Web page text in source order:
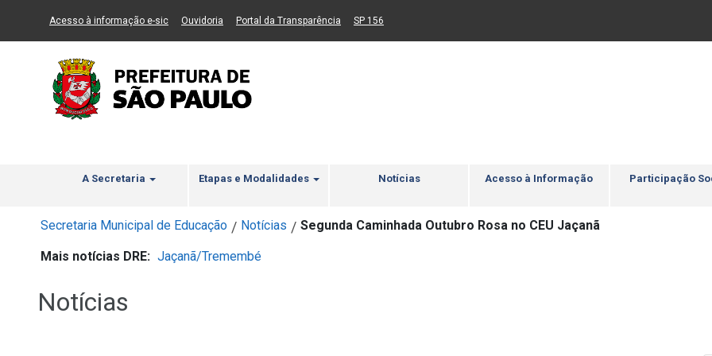
Ir ao Conteúdo Ir para menu principal 2 Ir para busca Ir para rodapé
Acesso à informação e-sic(Link para um novo sítio)
Ouvidoria (Link para um novo sítio)
Portal da Transparência (Link para um novo sítio)
SP 156
A Secretaria Etapas e Modalidades Notícias Acesso à Informação Participação
Secretaria Municipal de Educação / Notícias / Segunda Caminhada Outubro Rosa no CEU Jaçanã
Mais notícias DRE: Jaçanã/Tremembé
Notícias